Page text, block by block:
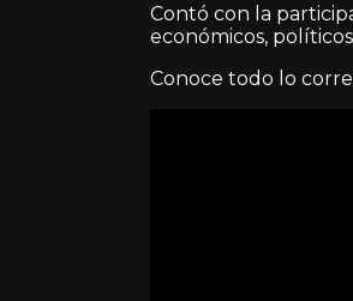
Contó con la
económicos,
Conoce todo lo